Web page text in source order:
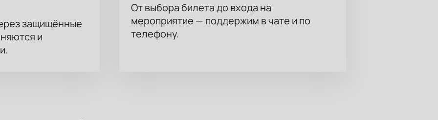
защищённые
и
От выбора билета до входа на
мероприятие — поддержим в чате и по
телефону.